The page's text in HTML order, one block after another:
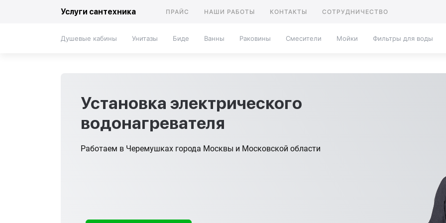
Услуги сантехника ПРАЙС НАШИ РАБОТЫ КОНТАКТЫ СОТРУДНИЧЕСТВО
Душевые кабины Унитазы Биде Ванны Раковины Смесители Мойки Фильтры для воды
Установка электрического
водонагревателя
Работаем в Черемушках города Москвы и Московской области